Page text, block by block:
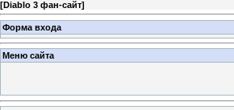
[Diablo 3 фан-сайт]
Форма входа
Меню сайта